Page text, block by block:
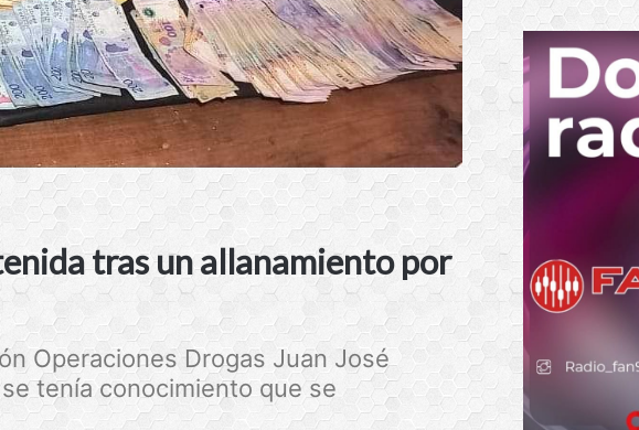
tras un allanamiento por
Operaciones Drogas Juan José
tenía conocimiento que se